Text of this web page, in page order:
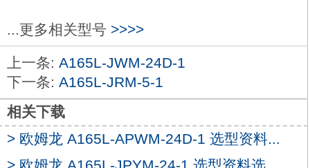
11针型的输出确保独立2C接点欧姆龙
A165L-JPWM-24D-1。
CE认证、UL/CSA标准认证。
种类：8针。
用途：高灵敏度用。形状：方形。
输出：SPDTA165L-JPWM-24D-1
带灯：LED。
...更多相关型号 >>>>
上一条: A165L-JWM-24D-1
下一条: A165L-JRM-5-1
相关下载
> 欧姆龙 A165L-APWM-24D-1 选型资料...
> 欧姆龙 A165L-JPYM-24-1 选型资料选...